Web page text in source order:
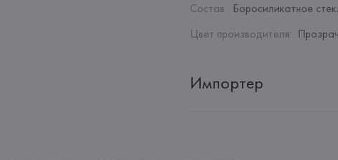
Состав: Боросиликатное
Цвет производителя:
Импортер